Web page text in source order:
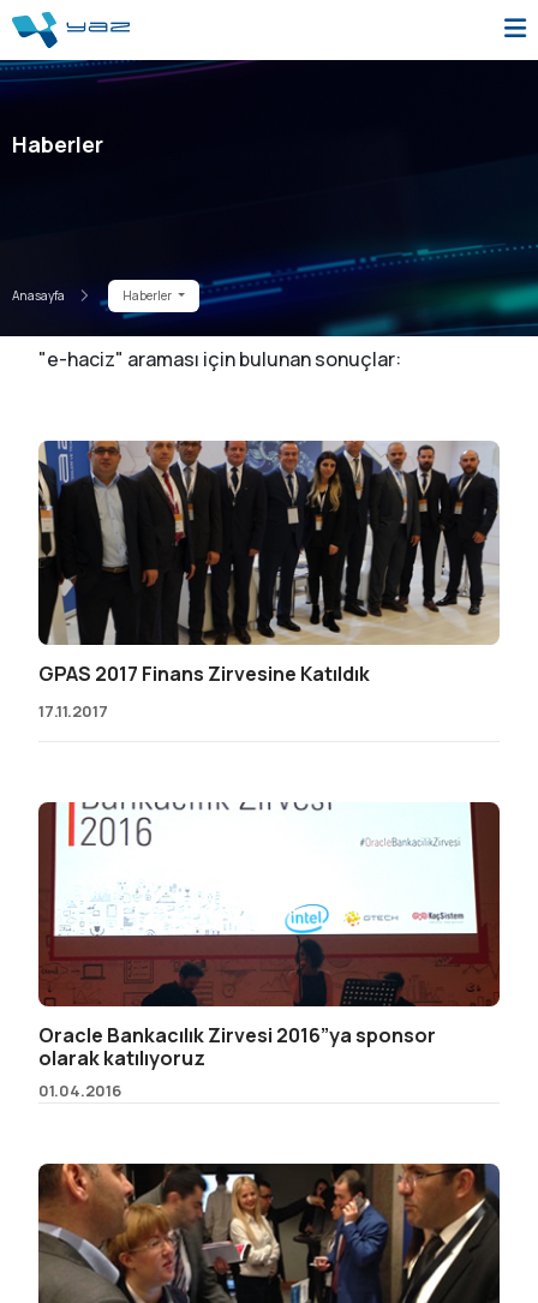
Haberler
Anasayfa Haberler
"e-haciz" araması için bulunan sonuçlar:
GPAS 2017 Finans Zirvesine Katıldık
17.11.2017
Oracle Bankacılık Zirvesi 2016”ya sponsor
olarak katılıyoruz
01.04.2016